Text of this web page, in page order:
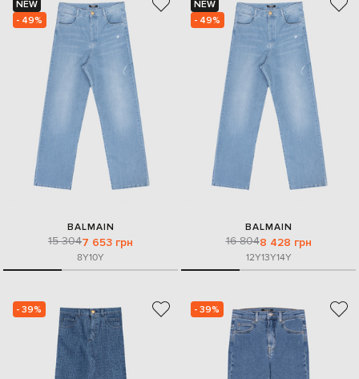
NEW
- 49%
BALMAIN
15 3047 653 грн
8Y10Y
NEW
- 49%
BALMAIN
16 8048 428 грн
12Y13Y14Y
- 39% - 39%